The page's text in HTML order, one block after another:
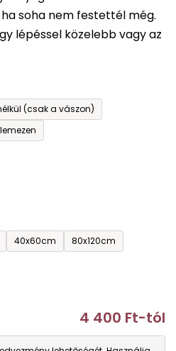
soha nem festettél még.
lépéssel közelebb vagy az
(csak a vászon)
40x60cm 80x120cm
4 400 Ft-tól